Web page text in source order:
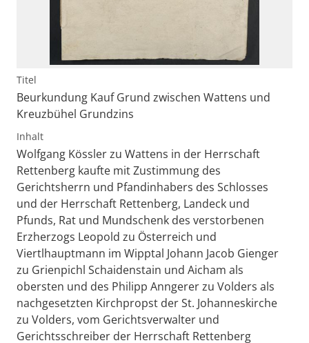
Titel
Beurkundung Kauf Grund zwischen Wattens und
Kreuzbühel Grundzins
Inhalt
Wolfgang Kössler zu Wattens in der Herrschaft
Rettenberg kaufte mit Zustimmung des
Gerichtsherrn und Pfandinhabers des Schlosses
und der Herrschaft Rettenberg, Landeck und
Pfunds, Rat und Mundschenk des verstorbenen
Erzherzogs Leopold zu Österreich und
Viertlhauptmann im Wipptal Johann Jacob Gienger
zu Grienpichl Schaidenstain und Aicham als
obersten und des Philipp Anngerer zu Volders als
nachgesetzten Kirchpropst der St. Johanneskirche
zu Volders, vom Gerichtsverwalter und
Gerichtsschreiber der Herrschaft Rettenberg